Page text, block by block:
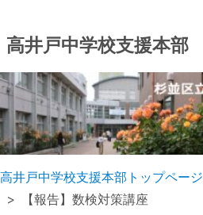
高井戸中学校支援本部
高井戸中学校支援本部トップページ
【報告】数検対策講座